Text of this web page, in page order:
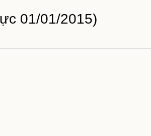
01/01/2015)